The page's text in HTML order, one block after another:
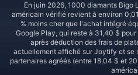
En juin 2026, 1000 diamants Bigo
américain vérifié revient à environ
% moins cher que l'achat intégré
Google Play, qui reste à 31,40 $
après déduction des frais de
actuellement affiché sur Joytify et se
partenaires agréés (entre 18,04 $ et